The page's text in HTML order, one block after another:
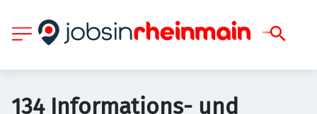
134 Informations- und